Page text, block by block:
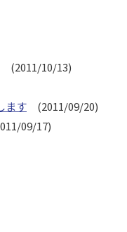
(2011/10/13)
ます (2011/09/20)
09/17)